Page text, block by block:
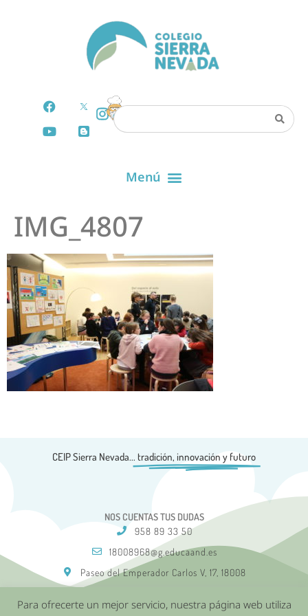
IMG_4807
CEIP Sierra Nevada... tradición, innovación y futuro
NOS CUENTAS TUS DUDAS
958 89 33 50
18008968@g.educaand.es
Paseo del Emperador Carlos V, 17, 18008
Para ofrecerte un mejor servicio, nuestra página web utiliza